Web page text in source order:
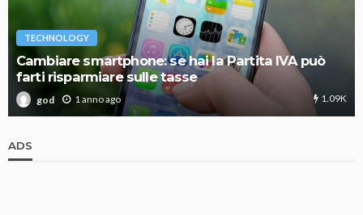
TECHNOLOGY
Cambiare smartphone: se hai la Partita IVA può
farti risparmiare sulle tasse
god 1 anno ago 1.09K
ADS